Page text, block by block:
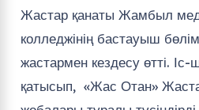
Жастар қанаты Жамбыл
колледжінің бастауыш
жастармен кездесу өтті.
қатысып, «Жас Отан»